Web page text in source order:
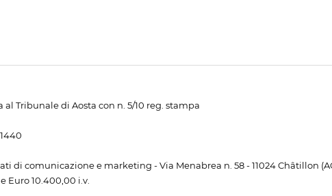
Tribunale di Aosta con n. 5/10 reg. stampa
di comunicazione e marketing - Via Menabrea n. 58 - 11024 Châtillon
Euro 10.400,00 i.v.